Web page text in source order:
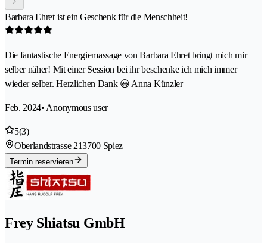
Barbara Ehret ist ein Geschenk für die Menschheit!
Die fantastische Energiemassage von Barbara Ehret bringt mich mir
selber näher! Mit einer Session bei ihr beschenke ich mich immer
wieder selber. Herzlichen Dank 😃 Anna Künzler
Feb. 2024• Anonymous user
5(3)
Oberlandstrasse 213700 Spiez
Termin reservieren
Frey Shiatsu GmbH